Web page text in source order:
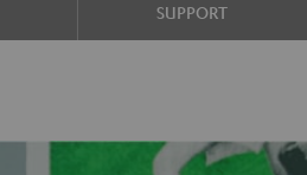
SUPPORT